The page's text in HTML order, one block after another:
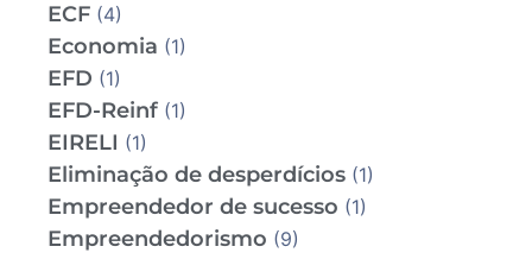
ECF (4)
Economia (1)
EFD (1)
EFD-Reinf (1)
EIRELI (1)
Eliminação de desperdícios (1)
Empreendedor de sucesso (1)
Empreendedorismo (9)